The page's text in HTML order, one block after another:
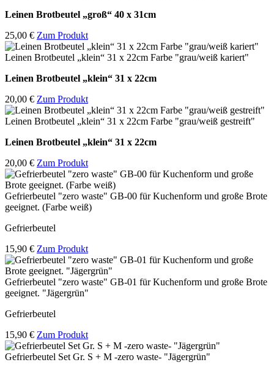
Leinen Brotbeutel „groß“ 40 x 31cm
25,00 € Zum Produkt
Leinen Brotbeutel „klein“ 31 x 22cm Farbe "grau/weiß kariert"
Leinen Brotbeutel „klein“ 31 x 22cm
20,00 € Zum Produkt
Leinen Brotbeutel „klein“ 31 x 22cm Farbe "grau/weiß gestreift"
Leinen Brotbeutel „klein“ 31 x 22cm
20,00 € Zum Produkt
Gefrierbeutel "zero waste" GB-00 für Kuchenform und große Brote
geeignet. (Farbe weiß)
Gefrierbeutel
15,90 € Zum Produkt
Gefrierbeutel "zero waste" GB-01 für Kuchenform und große Brote
geeignet. "Jägergrün"
Gefrierbeutel
15,90 € Zum Produkt
Gefrierbeutel Set Gr. S + M -zero waste- "Jägergrün"